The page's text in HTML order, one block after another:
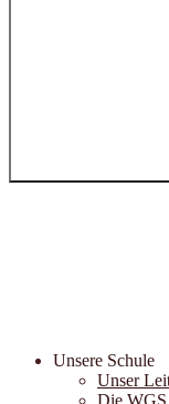
Unsere Schule
Unser
Die